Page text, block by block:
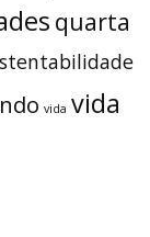
quarta
vida vida